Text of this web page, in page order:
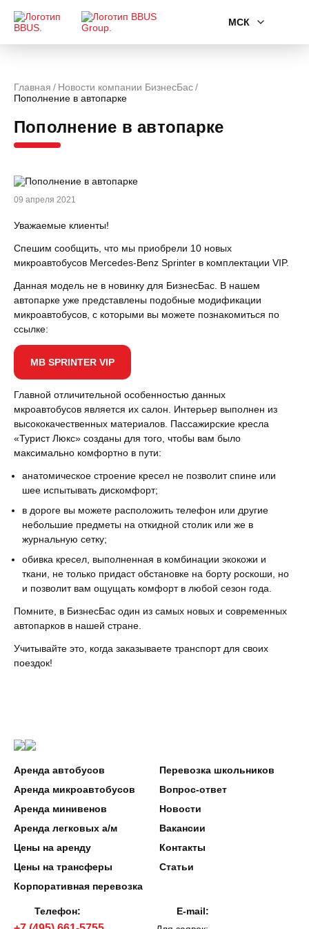
МСК
Главная
Новости компании БизнесБас
Пополнение в автопарке
Пополнение в автопарке
09 апреля 2021
Уважаемые клиенты!
Спешим сообщить, что мы приобрели 10 новых
микроавтобусов Mercedes-Benz Sprinter в комплектации VIP.
Данная модель не в новинку для БизнесБас. В нашем
автопарке уже представлены подобные модификации
микроавтобусов, с которыми вы можете познакомиться по
ссылке:
MB SPRINTER VIP
Главной отличительной особенностью данных
мкроавтобусов является их салон. Интерьер выполнен из
высококачественных материалов. Пассажирские кресла
«Турист Люкс» созданы для того, чтобы вам было
максимально комфортно в пути:
анатомическое строение кресел не позволит спине или
шее испытывать дискомфорт;
в дороге вы можете расположить телефон или другие
небольшие предметы на откидной столик или же в
журнальную сетку;
обивка кресел, выполненная в комбинации экокожи и
ткани, не только придаст обстановке на борту роскоши, но
и позволит вам ощущать комфорт в любой сезон года.
Помните, в БизнесБас один из самых новых и современных
автопарков в нашей стране.
Учитывайте это, когда заказываете транспорт для своих
поездок!
Аренда автобусов
Аренда микроавтобусов
Аренда минивенов
Аренда легковых а/м
Цены на аренду
Цены на трансферы
Корпоративная перевозка
Перевозка школьников
Вопрос-ответ
Новости
Вакансии
Контакты
Статьи
Телефон:
E-mail: